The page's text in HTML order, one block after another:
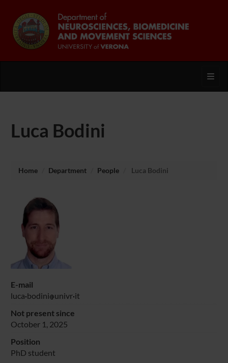
Luca Bodini
Home Department People Luca Bodini
E-mail
luca bodini univr it
Not present since
October 1, 2025
Position
PhD student